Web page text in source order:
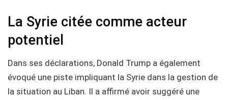
La Syrie citée comme acteur
potentiel
Dans ses déclarations, Donald Trump a également
évoqué une piste impliquant la Syrie dans la gestion de
la situation au Liban. Il a affirmé avoir suggéré une